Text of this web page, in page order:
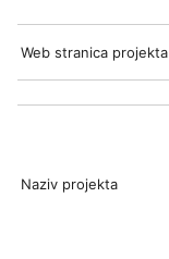
Web stranica projekta
Naziv projekta